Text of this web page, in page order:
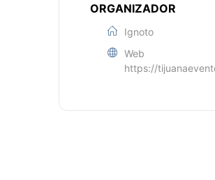
ORGANIZADOR
Ignoto
Web
https://